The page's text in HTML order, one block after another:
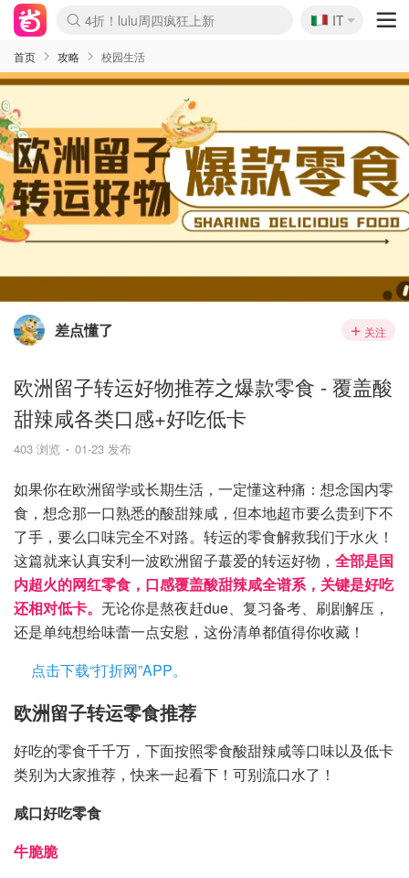
Boticinal 夏促开抢！
4折！lulu周四疯狂上新
速领！Stanley独家85折
Zalando 奥莱闪促！每日更新
🇮🇹
IT
首页 攻略 校园生活
差点懂了 关注
欧洲留子转运好物推荐之爆款零食 - 覆盖酸
甜辣咸各类口感+好吃低卡
403 浏览 01-23 发布
如果你在欧洲留学或长期生活，一定懂这种痛：想念国内零
食，想念那一口熟悉的酸甜辣咸，但本地超市要么贵到下不
了手，要么口味完全不对路。转运的零食解救我们于水火！
这篇就来认真安利一波欧洲留子蕞爱的转运好物， 全部是国
内超火的网红零食，口感覆盖酸甜辣咸全谱系，关键是好吃
还相对低卡。 无论你是熬夜赶due、复习备考、刷剧解压，
还是单纯想给味蕾一点安慰，这份清单都值得你收藏！
点击下载“打折网”APP。
欧洲留子转运零食推荐
好吃的零食千千万，下面按照零食酸甜辣咸等口味以及低卡
类别为大家推荐，快来一起看下！可别流口水了！
咸口好吃零食
牛脆脆